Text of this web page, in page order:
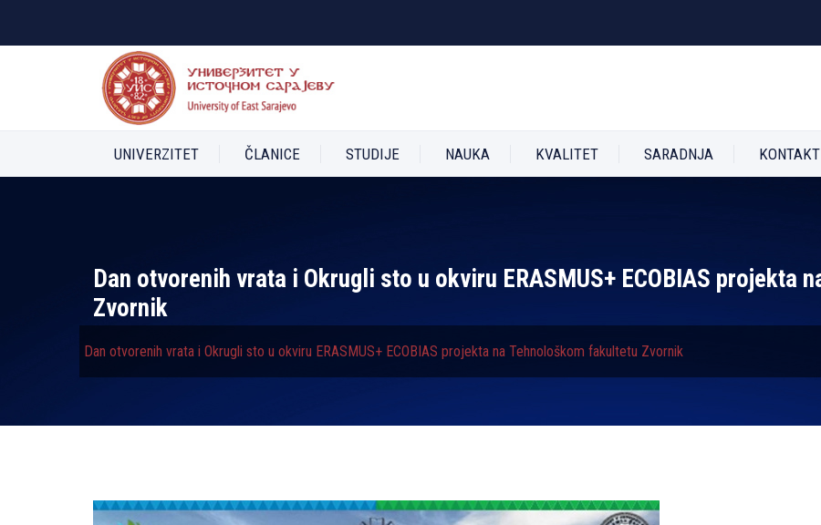
UNIVERZITET ČLANICE STUDIJE NAUKA KVALITET SARADNJA KONTAKT
Dan otvorenih vrata i Okrugli sto u okviru ERASMUS+ ECOBIAS projekta
Zvornik
Dan otvorenih vrata i Okrugli sto u okviru ERASMUS+ ECOBIAS projekta na Tehnološkom fakultetu Zvornik